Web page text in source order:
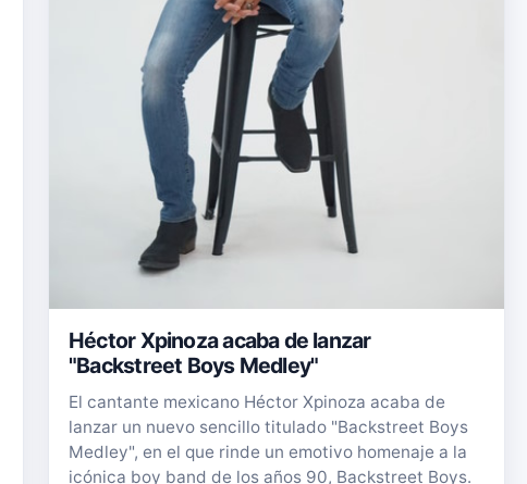
Héctor Xpinoza acaba de lanzar
"Backstreet Boys Medley"
El cantante mexicano Héctor Xpinoza acaba de
lanzar un nuevo sencillo titulado "Backstreet Boys
Medley", en el que rinde un emotivo homenaje a la
icónica boy band de los años 90, Backstreet Boys.